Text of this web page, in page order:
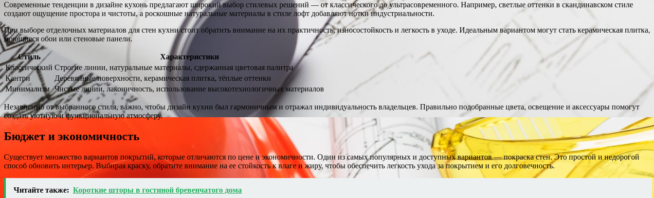
Современные тенденции в дизайне кухонь предлагают широкий выбор стилевых решений — от классического до ультрасовременного. Например, светлые оттенки в скандинавском стиле
создают ощущение простора и чистоты, а роскошные натуральные материалы в стиле лофт добавляют нотки индустриальности.
При выборе отделочных материалов для стен кухни стоит обратить внимание на их практичность, износостойкость и легкость в уходе. Идеальным вариантом могут стать керамическая плитка,
моющиеся обои или стеновые панели.
Стиль
Характеристики
Классический Строгие линии, натуральные материалы, сдержанная цветовая палитра
Кантри
Деревянные поверхности, керамическая плитка, тёплые оттенки
Минимализм Чистые линии, лаконичность, использование высокотехнологичных материалов
Независимо от выбранного стиля, важно, чтобы дизайн кухни был гармоничным и отражал индивидуальность владельцев. Правильно подобранные цвета, освещение и аксессуары помогут
создать уютную и функциональную атмосферу.
Бюджет и экономичность
Существует множество вариантов покрытий, которые отличаются по цене и экономичности. Один из самых популярных и доступных вариантов — покраска стен. Это простой и недорогой
способ обновить интерьер. Выбирая краску, обратите внимание на ее стойкость к влаге и жиру, чтобы обеспечить легкость ухода за покрытием и его долговечность.
Читайте также: Короткие шторы в гостиной бревенчатого дома